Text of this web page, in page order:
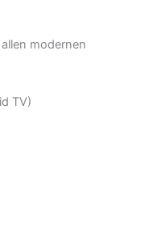
modernen
TV)